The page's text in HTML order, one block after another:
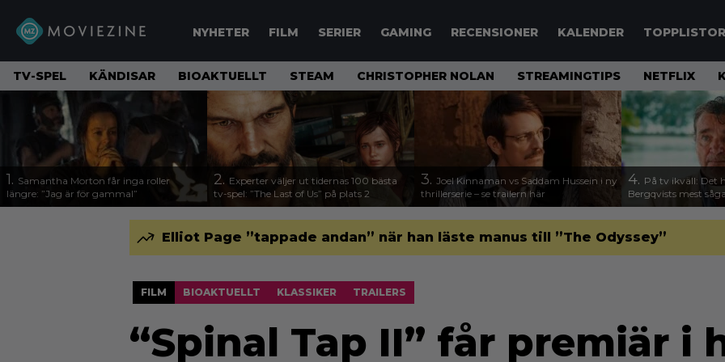
NYHETER FILM SERIER GAMING RECENSIONER KALENDER TOPPLISTOR
TV-SPEL KÄNDISAR BIOAKTUELLT STEAM CHRISTOPHER NOLAN STREAMINGTIPS NETFLIX
1. Samantha Morton får inga roller
längre: ”Jag är för gammal”
2. Experter väljer ut tidernas 100 bästa
tv-spel: ”The Last of Us” på plats 2
3. Joel Kinnaman vs Saddam Hussein i ny
thrillerserie – se trailern här
4. På tv ikväll: Det
Bergqvists mest
Elliot Page ”tappade andan” när han läste manus till ”The Odyssey”
FILM BIOAKTUELLT KLASSIKER TRAILERS
“Spinal Tap II” får premiär i